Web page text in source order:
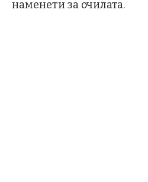
наменети за очилата.